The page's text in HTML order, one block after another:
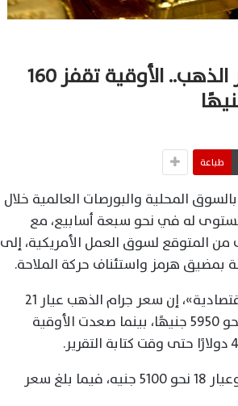
«مرصد الذهب»: ارتفاعات قوية في أسعار الذهب.. الأوقية تقفز 160
طباعة
المحلية والبورصات العالمية خلال
مستوى له في نحو سبعة أسابيع، مع
أضعف من المتوقع لسوق العمل الأمريكية، إلى
بمضيق هرمز واستئناف حركة الملاحة.
وقال الدكتور وليد فاروق، مدير «مرصد الذهب للدراسات الاقتصادية»، إن سعر جرام الذهب عيار 21
ارتفع بنحو 80 جنيهًا مقارنة بإغلاق تعاملات أمس، ليسجل نحو 5950 جنيهًا، بينما صعدت الأوقية
وأضاف أن سعر جرام الذهب عيار 24 سجل نحو 6800 جنيه، وعيار 18 نحو 5100 جنيه، فيما بلغ سعر